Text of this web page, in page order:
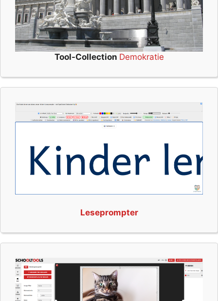
Tool-Collection Demokratie
Leseprompter